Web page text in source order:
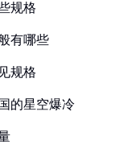
规格
有哪些
规格
的星空爆冷